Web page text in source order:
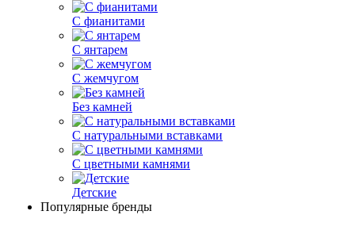
С фианитами
С янтарем
С жемчугом
Без камней
С натуральными вставками
С цветными камнями
Детские
Популярные бренды